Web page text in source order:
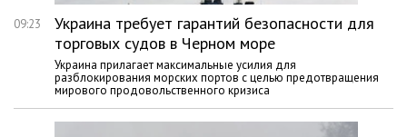
09:23
Украина требует гарантий безопасности для
торговых судов в Черном море
Украина прилагает максимальные усилия для
разблокирования морских портов с целью предотвращения
мирового продовольственного кризиса